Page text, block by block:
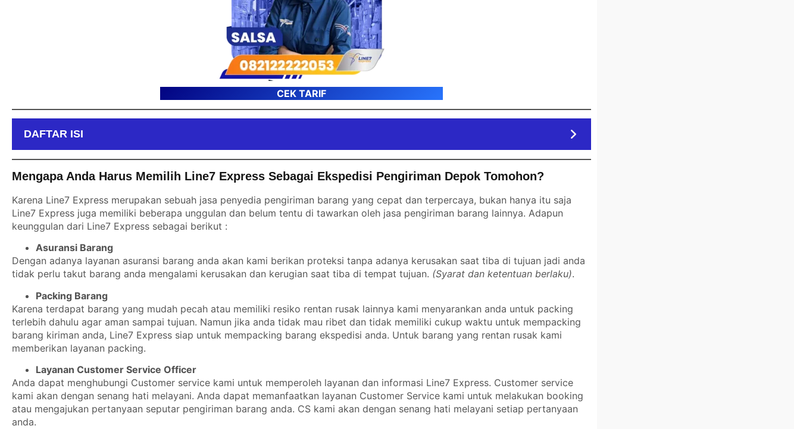
CEK TARIF
DAFTAR ISI
Mengapa Anda Harus Memilih Line7 Express Sebagai Ekspedisi Pengiriman Depok Tomohon?
Karena Line7 Express merupakan sebuah jasa penyedia pengiriman barang yang cepat dan terpercaya, bukan hanya itu saja
Line7 Express juga memiliki beberapa unggulan dan belum tentu di tawarkan oleh jasa pengiriman barang lainnya. Adapun
keunggulan dari Line7 Express sebagai berikut :
Asuransi Barang
Dengan adanya layanan asuransi barang anda akan kami berikan proteksi tanpa adanya kerusakan saat tiba di tujuan jadi anda
tidak perlu takut barang anda mengalami kerusakan dan kerugian saat tiba di tempat tujuan. (Syarat dan ketentuan berlaku).
Packing Barang
Karena terdapat barang yang mudah pecah atau memiliki resiko rentan rusak lainnya kami menyarankan anda untuk packing
terlebih dahulu agar aman sampai tujuan. Namun jika anda tidak mau ribet dan tidak memiliki cukup waktu untuk mempacking
barang kiriman anda, Line7 Express siap untuk mempacking barang ekspedisi anda. Untuk barang yang rentan rusak kami
memberikan layanan packing.
Layanan Customer Service Officer
Anda dapat menghubungi Customer service kami untuk memperoleh layanan dan informasi Line7 Express. Customer service
kami akan dengan senang hati melayani. Anda dapat memanfaatkan layanan Customer Service kami untuk melakukan booking
atau mengajukan pertanyaan seputar pengiriman barang anda. CS kami akan dengan senang hati melayani setiap pertanyaan
anda.